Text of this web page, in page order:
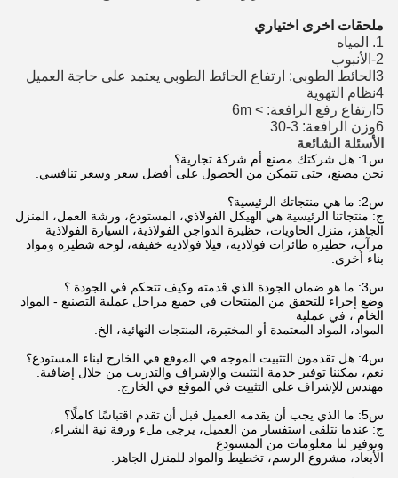
ملحقات اخرى اختياري
1. المياه
2-الأنبوب
3الحائط الطوبي: ارتفاع الحائط الطوبي يعتمد على حاجة العميل
4نظام التهوية
5ارتفاع رفع الرافعة: > 6m
6وزن الرافعة: 3-30
الأسئلة الشائعة
س1: هل شركتك مصنع أم شركة تجارية؟
نحن مصنع، حتى تتمكن من الحصول على أفضل سعر وسعر تنافسي.
س2: ما هي منتجاتك الرئيسية؟
ج: منتجاتنا الرئيسية هي الهيكل الفولاذي، المستودع، ورشة العمل، المنزل
الجاهز، منزل الحاويات، حظيرة الدواجن الفولاذية، السيارة الفولاذية
مرآب، حظيرة طائرات فولاذية، فيلا فولاذية خفيفة، لوحة شطيرة ومواد
بناء أخرى.
س3: ما هو ضمان الجودة الذي قدمته وكيف تتحكم في الجودة ؟
وضع إجراء للتحقق من المنتجات في جميع مراحل عملية التصنيع - المواد
الخام ، في عملية
المواد، المواد المعتمدة أو المختبرة، المنتجات النهائية، الخ.
س4: هل تقدمون التثبيت الموجه في الموقع في الخارج لبناء المستودع؟
نعم، يمكننا توفير خدمة التثبيت والإشراف والتدريب من خلال إضافية.
مهندس للإشراف على التثبيت في الموقع في الخارج.
س5: ما الذي يجب أن يقدمه العميل قبل أن تقدم اقتباسًا كاملًا؟
ج: عندما نتلقى استفسار من العميل، يرجى ملء ورقة نية الشراء،
وتوفير لنا معلومات من المستودع
الأبعاد، مشروع الرسم، تخطيط والمواد للمنزل الجاهز.